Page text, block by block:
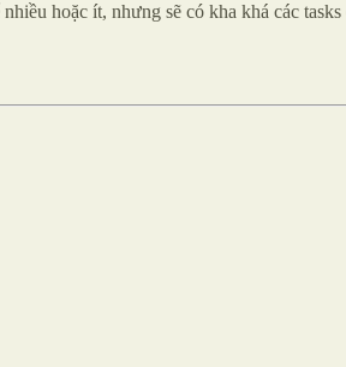
hoặc ít, nhưng sẽ có kha khá các